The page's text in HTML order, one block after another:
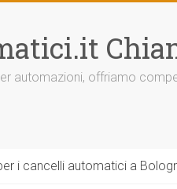
automazioni, offriamo
i cancelli automatici a